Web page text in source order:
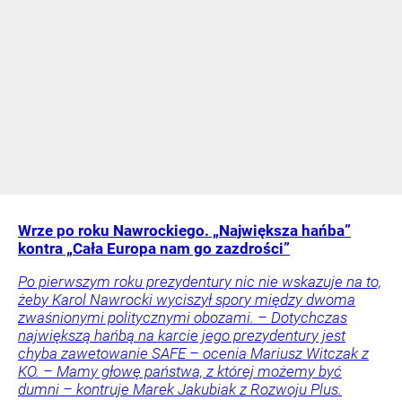
Wrze po roku Nawrockiego. „Największa hańba”
kontra „Cała Europa nam go zazdrości”
Po pierwszym roku prezydentury nic nie wskazuje na to,
żeby Karol Nawrocki wyciszył spory między dwoma
zwaśnionymi politycznymi obozami. – Dotychczas
największą hańbą na karcie jego prezydentury jest
chyba zawetowanie SAFE – ocenia Mariusz Witczak z
KO. – Mamy głowę państwa, z której możemy być
dumni – kontruje Marek Jakubiak z Rozwoju Plus.